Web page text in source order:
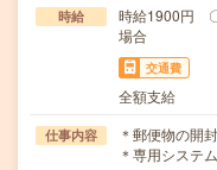
時給
時給1900円
場合
交通費
全額支給
仕事内容
＊郵便物の開
＊専用システ